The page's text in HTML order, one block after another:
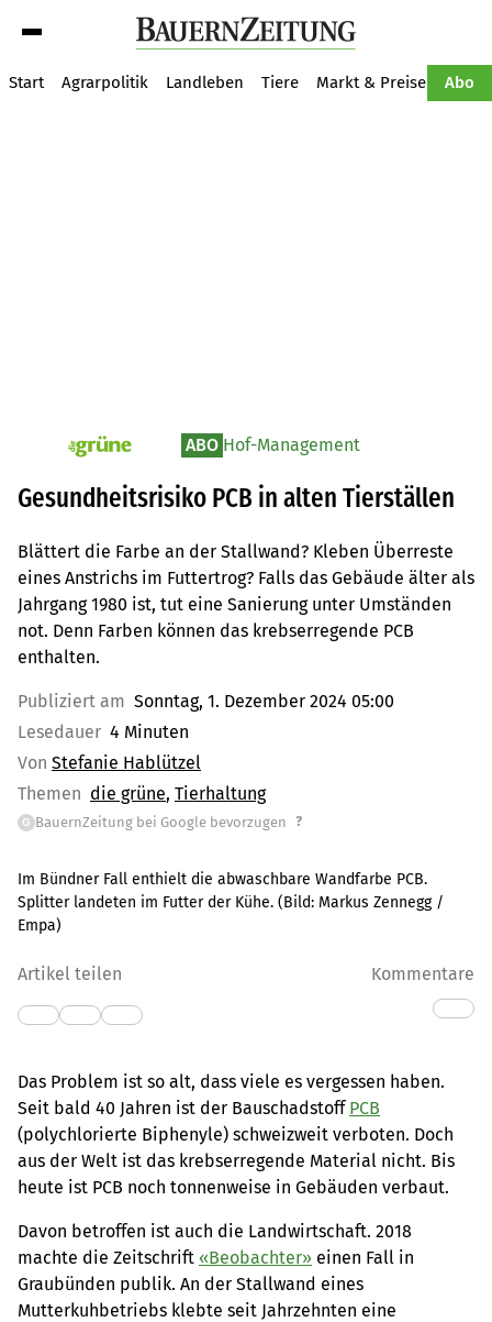
Start Agrarpolitik Landleben Tiere Markt & Preise Abo
pv_die-grune-online ABO Hof-Management
Gesundheitsrisiko PCB in alten Tierställen
Blättert die Farbe an der Stallwand? Kleben Überreste
eines Anstrichs im Futtertrog? Falls das Gebäude älter als
Jahrgang 1980 ist, tut eine Sanierung unter Umständen
not. Denn Farben können das krebserregende PCB
enthalten.
Publiziert am Sonntag, 1. Dezember 2024 05:00
Lesedauer 4 Minuten
Von Stefanie Hablützel
Themen die grüne Tierhaltung
G BauernZeitung bei Google bevorzugen ?
Im Bündner Fall enthielt die abwaschbare Wandfarbe PCB.
Splitter landeten im Futter der Kühe. (Bild: Markus Zennegg /
Empa)
Artikel teilen Kommentare
Das Problem ist so alt, dass viele es vergessen haben.
Seit bald 40 Jahren ist der BauschadstoffPCB
(polychlorierte Biphenyle) schweizweit verboten. Doch
aus der Welt ist das krebserregende Material nicht. Bis
heute ist PCB noch tonnenweise in Gebäuden verbaut.
Davon betroffen ist auch die Landwirtschaft. 2018
machte die Zeitschrift «Beobachter» einen Fall in
Graubünden publik. An der Stallwand eines
Mutterkuhbetriebs klebte seit Jahrzehnten eine